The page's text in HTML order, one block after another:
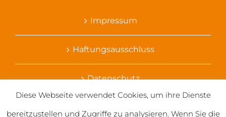
Impressum
Haftungsausschluss
Datenschutz
Diese Webseite verwendet Cookies, um ihre Dienste
bereitzustellen und Zugriffe zu analysieren. Wenn Sie die